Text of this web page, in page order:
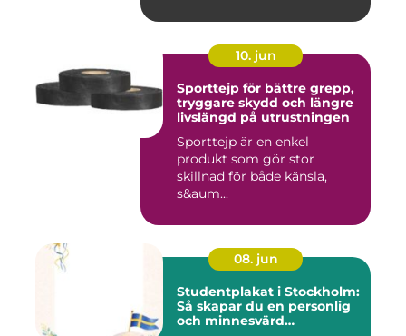
10. jun
Sporttejp för bättre grepp,
tryggare skydd och längre
livslängd på utrustningen
Sporttejp är en enkel
produkt som gör stor
skillnad för både känsla,
s&aum...
08. jun
Studentplakat i Stockholm:
Så skapar du en personlig
och minnesvärd